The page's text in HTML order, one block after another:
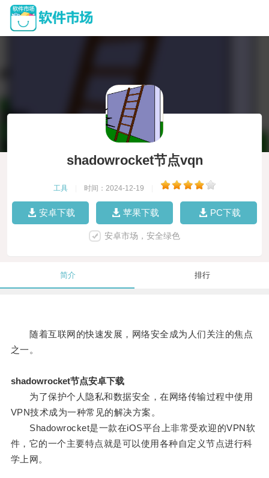
shadowrocket节点vqn
工具 时间：2024-12-19
安卓下载 苹果下载 PC下载
安卓市场，安全绿色
简介 排行
随着互联网的快速发展，网络安全成为人们关注的焦点
之一。
shadowrocket节点安卓下载
为了保护个人隐私和数据安全，在网络传输过程中使用
VPN技术成为一种常见的解决方案。
Shadowrocket是一款在iOS平台上非常受欢迎的VPN软
件，它的一个主要特点就是可以使用各种自定义节点进行科
学上网。